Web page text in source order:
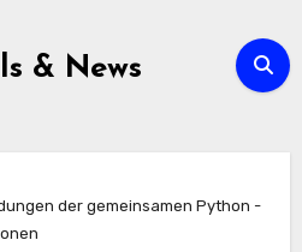
& News
der gemeinsamen Python -